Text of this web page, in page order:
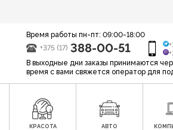
Время работы пн-пт: 09:00-18:00
+375 (17) 388-00-51
В выходные дни заказы принимаются
время с вами свяжется оператор для
КРАСОТА АВТО